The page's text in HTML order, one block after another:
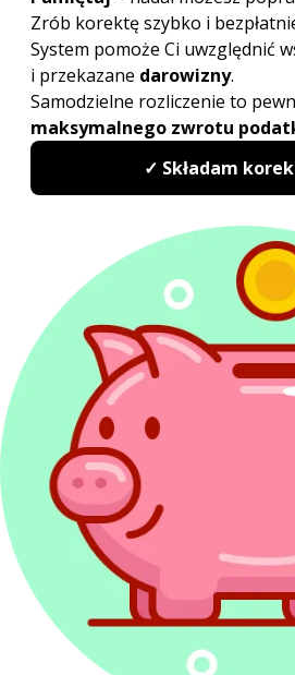
PIT - podstawowe informacje
Ulgi i odliczenia
Etat, zlecenie i dzieło
Działalność gospodarcza
ZUS i ubezpieczenia
Dochody z zagranicy
Najem
Kredyty w PIT
Dochody inwestycyjne
Sytuacje podatkowe
Terminy, wskaźniki i stawki
Sprawy urzędowe
Formularze podatkowe
Korekta PIT
Powiązane artykuły
Koszty uzyskania przychodu 2027